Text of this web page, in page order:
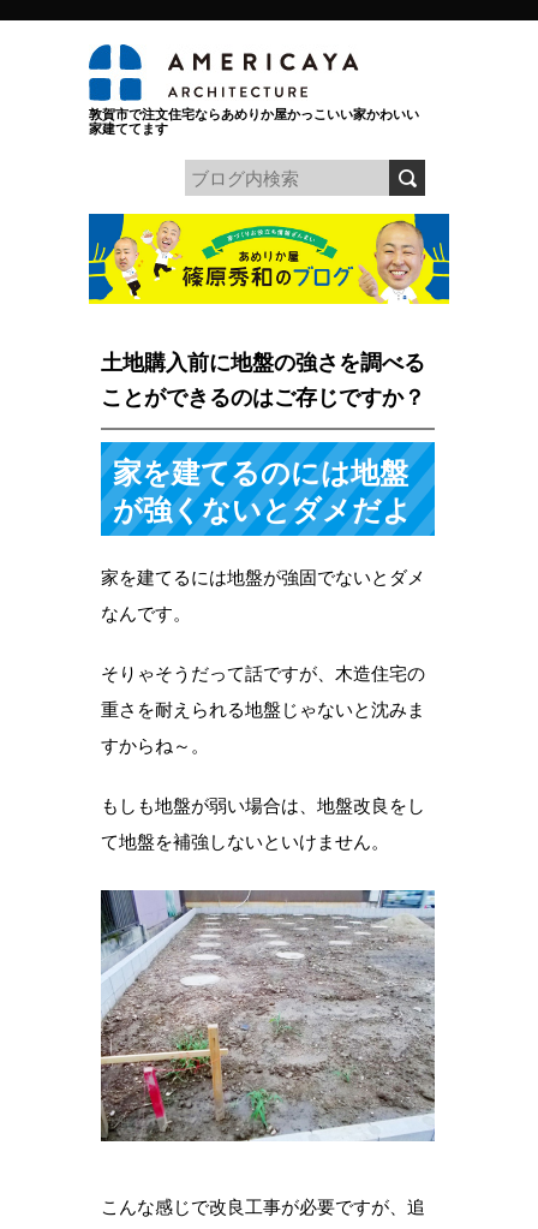
敦賀市で注文住宅ならあめりか屋かっこいい家かわいい
家建ててます
土地購入前に地盤の強さを調べる
ことができるのはご存じですか？
家を建てるのには地盤
が強くないとダメだよ
家を建てるには地盤が強固でないとダメ
なんです。
そりゃそうだって話ですが、木造住宅の
重さを耐えられる地盤じゃないと沈みま
すからね～。
もしも地盤が弱い場合は、地盤改良をし
て地盤を補強しないといけません。
こんな感じで改良工事が必要ですが、追